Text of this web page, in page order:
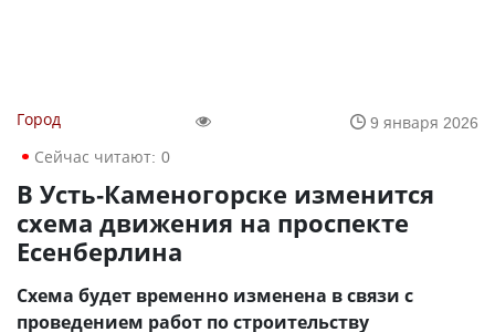
Город
9 января 2026
Сейчас читают: 0
В Усть-Каменогорске изменится
схема движения на проспекте
Есенберлина
Схема будет временно изменена в связи с
проведением работ по строительству